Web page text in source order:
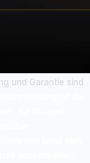
und Garantie sind